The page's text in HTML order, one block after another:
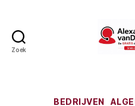
Zoek
BEDRIJVEN